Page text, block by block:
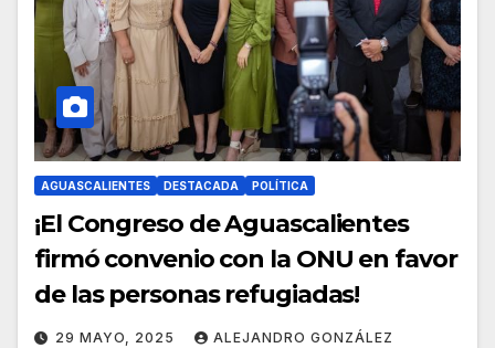
AGUASCALIENTES DESTACADA POLÍTICA
¡El Congreso de Aguascalientes
firmó convenio con la ONU en favor
de las personas refugiadas!
29 MAYO, 2025 ALEJANDRO GONZÁLEZ